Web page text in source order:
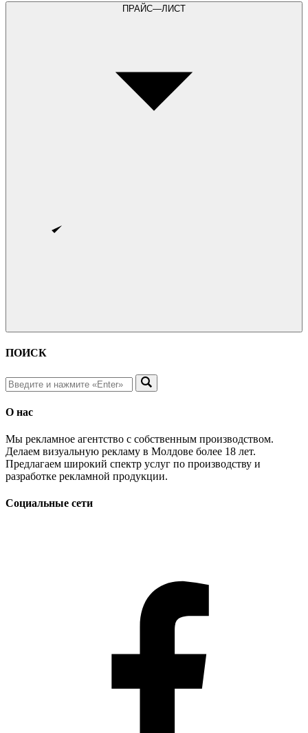
ПРАЙС—ЛИСТ
ПОИСК
О нас
Мы рекламное агентство с собственным производством.
Делаем визуальную рекламу в Молдове более 18 лет.
Предлагаем широкий спектр услуг по производству и
разработке рекламной продукции.
Социальные сети